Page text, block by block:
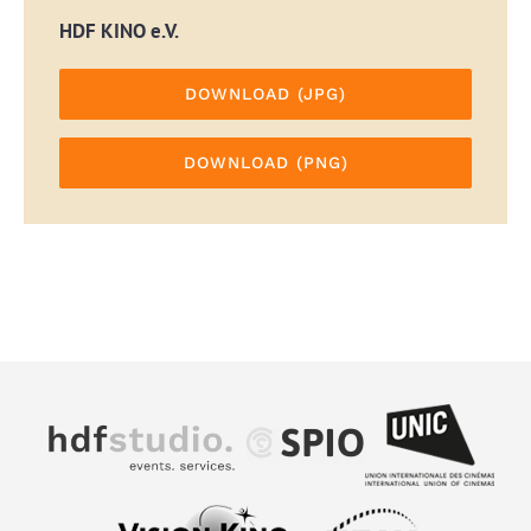
HDF KINO e.V.
DOWNLOAD (JPG)
DOWNLOAD (PNG)